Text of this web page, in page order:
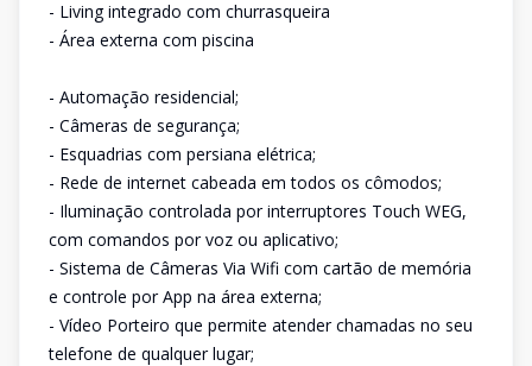
- Living integrado com churrasqueira
- Área externa com piscina
- Automação residencial;
- Câmeras de segurança;
- Esquadrias com persiana elétrica;
- Rede de internet cabeada em todos os cômodos;
- Iluminação controlada por interruptores Touch WEG,
com comandos por voz ou aplicativo;
- Sistema de Câmeras Via Wifi com cartão de memória
e controle por App na área externa;
- Vídeo Porteiro que permite atender chamadas no seu
telefone de qualquer lugar;